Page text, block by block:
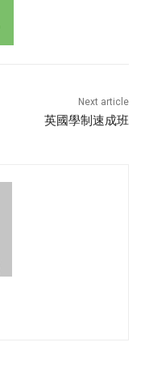
Next article
英國學制速成班